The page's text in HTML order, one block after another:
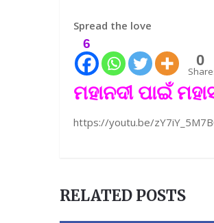
Spread the love
6
0
ମହାନଦୀ ପାଇଁ
https://youtu.be/
RELATED POSTS